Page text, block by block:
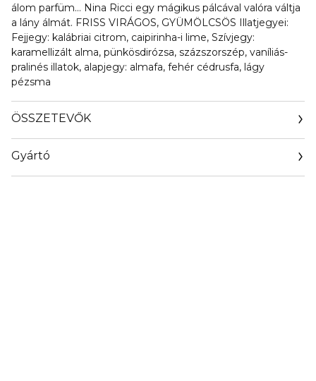
álom parfüm… Nina Ricci egy mágikus pálcával valóra váltja
a lány álmát. FRISS VIRÁGOS, GYÜMÖLCSÖS Illatjegyei:
Fejjegy: kalábriai citrom, caipirinha-i lime, Szívjegy:
karamellizált alma, pünkösdirózsa, százszorszép, vaníliás-
pralinés illatok, alapjegy: almafa, fehér cédrusfa, lágy
pézsma
ÖSSZETEVŐK
Gyártó